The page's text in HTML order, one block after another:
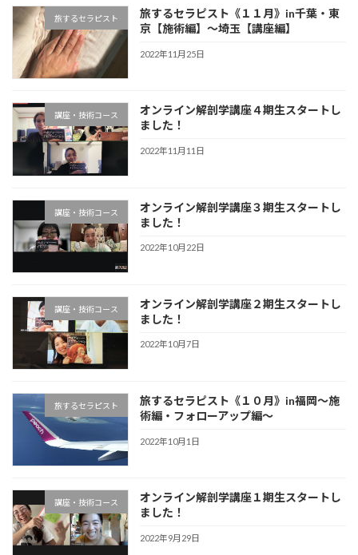
旅するセラピスト
旅するセラピスト《１１月》in千葉・東
京【施術編】〜埼玉【講座編】
2022年11月25日
講座・技術コース
オンライン解剖学講座４期生スタートし
ました！
2022年11月11日
講座・技術コース
オンライン解剖学講座３期生スタートし
ました！
2022年10月22日
講座・技術コース
オンライン解剖学講座２期生スタートし
ました！
2022年10月7日
旅するセラピスト
旅するセラピスト《１０月》in福岡〜施
術編・フォローアップ編〜
2022年10月1日
講座・技術コース
オンライン解剖学講座１期生スタートし
ました！
2022年9月29日